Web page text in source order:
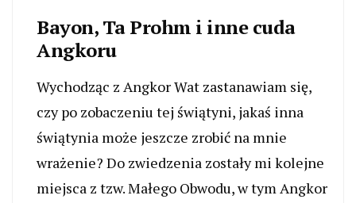
Bayon, Ta Prohm i inne cuda
Angkoru
Wychodząc z Angkor Wat zastanawiam się,
czy po zobaczeniu tej świątyni, jakaś inna
świątynia może jeszcze zrobić na mnie
wrażenie? Do zwiedzenia zostały mi kolejne
miejsca z tzw. Małego Obwodu, w tym Angkor